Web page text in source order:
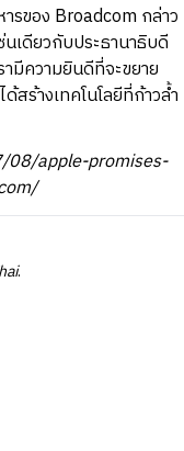
รของ Broadcom กล่าว
นเดียวกับประธานาธิบดี
มีความยินดีที่จะขยาย
สร้างเทคโนโลยีที่ก้าวล้ำ
apple-promises-
.